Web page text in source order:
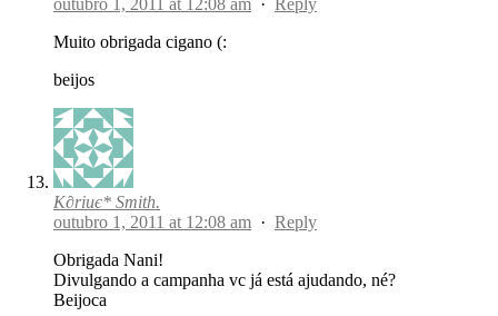
outubro 1, 2011 at 12:08 am ·
Reply
Muito obrigada cigano (:
beijos
K∂riиє* Smith.
outubro 1, 2011 at 12:08 am · Reply
Obrigada Nani!
Divulgando a campanha vc já está ajudando, né?
Beijoca